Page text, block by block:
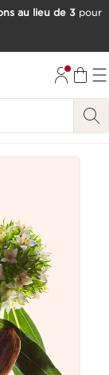
au lieu de 3 pour